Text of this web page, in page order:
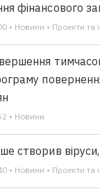
фінансового
• Новини • Проекти та
• Новини
створив
• Новини • Проекти та